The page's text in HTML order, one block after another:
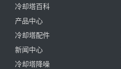
冷却塔百科
产品中心
冷却塔配件
新闻中心
冷却塔降噪